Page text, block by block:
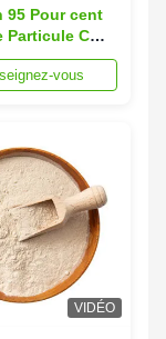
95 Pour cent
CMC
vous
VIDÉO